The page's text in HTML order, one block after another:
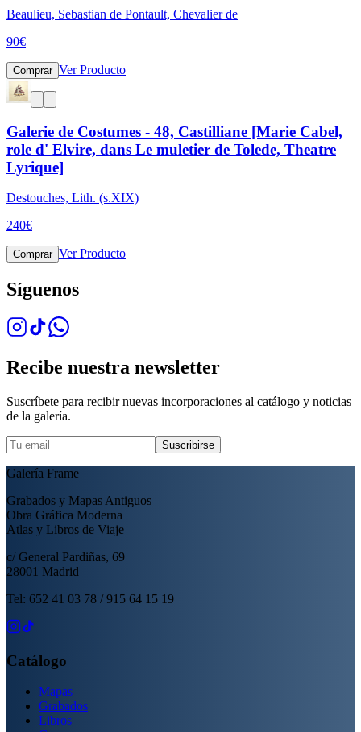
Beaulieu, Sebastian de Pontault, Chevalier de
90€
Comprar Ver Producto
Galerie de Costumes - 48, Castilliane [Marie Cabel,
role d' Elvire, dans Le muletier de Tolede, Theatre
Lyrique]
Destouches, Lith. (s.XIX)
240€
Comprar Ver Producto
Síguenos
Recibe nuestra newsletter
Suscríbete para recibir nuevas incorporaciones al catálogo y noticias
de la galería.
Suscribirse
Galería Frame
Grabados y Mapas Antiguos
Obra Gráfica Moderna
Atlas y Libros de Viaje
c/ General Pardiñas, 69
28001 Madrid
Tel: 652 41 03 78 / 915 64 15 19
Catálogo
Mapas
Grabados
Libros